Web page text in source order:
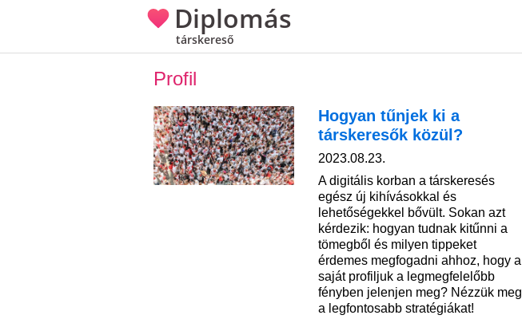
Diplomás
társkereső
Profil
Hogyan tűnjek ki a
társkeresők közül?
2023.08.23.
A digitális korban a társkeresés
egész új kihívásokkal és
lehetőségekkel bővült. Sokan azt
kérdezik: hogyan tudnak kitűnni a
tömegből és milyen tippeket
érdemes megfogadni ahhoz, hogy a
saját profiljuk a legmegfelelőbb
fényben jelenjen meg? Nézzük meg
a legfontosabb stratégiákat!